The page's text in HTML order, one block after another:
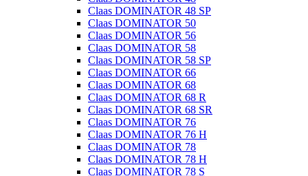
Claas DOMINATOR 48 SP
Claas DOMINATOR 50
Claas DOMINATOR 56
Claas DOMINATOR 58
Claas DOMINATOR 58 SP
Claas DOMINATOR 66
Claas DOMINATOR 68
Claas DOMINATOR 68 R
Claas DOMINATOR 68 SR
Claas DOMINATOR 76
Claas DOMINATOR 76 H
Claas DOMINATOR 78
Claas DOMINATOR 78 H
Claas DOMINATOR 78 S